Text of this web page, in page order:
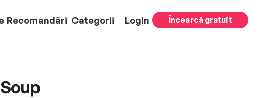
Recomandări Categorii Login Încearcă gratuit